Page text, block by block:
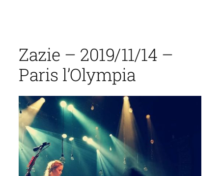
Zazie – 2019/11/14 –
Paris l’Olympia